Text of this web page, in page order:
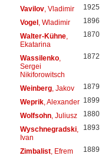
Vavilov, Vladimir 1925
Vogel, Wladimir 1896
Walter-Kühne,
Ekatarina
1870
Wassilenko,
Sergei
Nikiforowitsch
1872
Weinberg, Jakov 1879
Weprik, Alexander 1899
Wolfsohn, Juliusz 1880
Wyschnegradski,
Ivan
1893
Zimbalist, Efrem 1889